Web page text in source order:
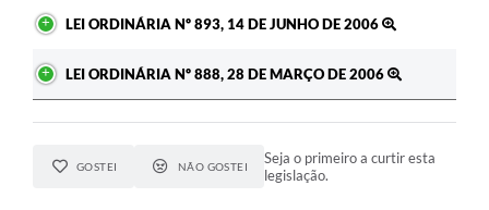
LEI ORDINÁRIA Nº 893, 14 DE JUNHO DE 2006
LEI ORDINÁRIA Nº 888, 28 DE MARÇO DE 2006
GOSTEI NÃO GOSTEI
Seja o primeiro a curtir esta
legislação.